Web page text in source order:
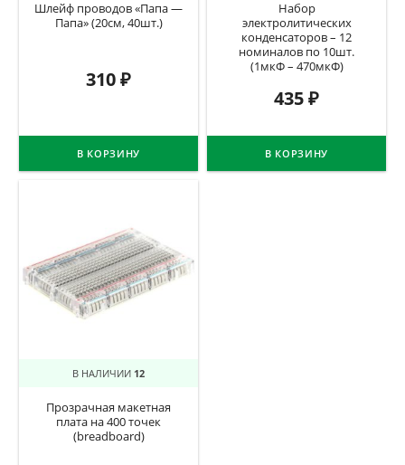
Шлейф проводов «Папа —
Папа» (20см, 40шт.)
310₽
В КОРЗИНУ
Набор
электролитических
конденсаторов – 12
номиналов по 10шт.
(1мкФ – 470мкФ)
435₽
В КОРЗИНУ
В НАЛИЧИИ 12
Прозрачная макетная
плата на 400 точек
(breadboard)